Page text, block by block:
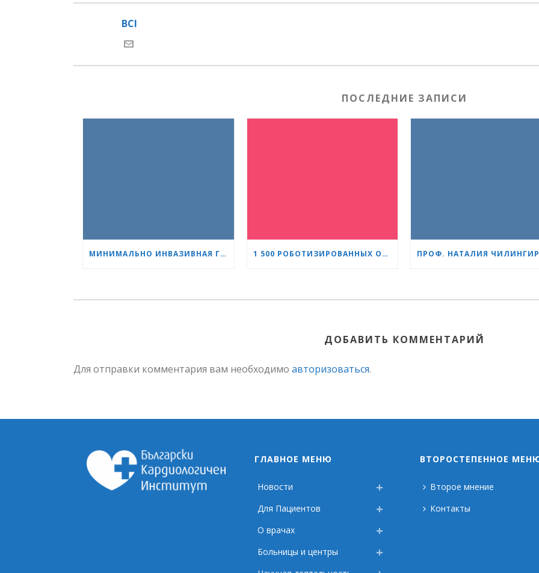
BCI
ПОСЛЕДНИЕ ЗАПИСИ
МИНИМАЛЬНО ИНВАЗИВНАЯ ГИНЕКОЛОГИЯ КАК СТАНДАРТ: НОВОЕ ПОКОЛЕНИЕ СПЕЦИАЛИСТОВ ПРОХОДИТ ОБУЧЕНИЕ В «СЕРДЦЕ И МОЗГ» 1 500 РОБОТИЗИРОВАННЫХ ОПЕРАЦИЙ С СИСТЕМОЙ DA VINCI: «СЕРДЦЕ И МОЗГ» УКРЕПЛЯЕТ СВОЁ ЛИДЕРСТВО В УРОЛОГИИ
ДОБАВИТЬ КОММЕНТАРИЙ
Для отправки комментария вам необходимо авторизоваться.
ГЛАВНОЕ МЕНЮ
Новости
Для Пациентов
О врачах
Больницы и центры
ВТОРОСТЕПЕННОЕ
Второе мнение
Контакты